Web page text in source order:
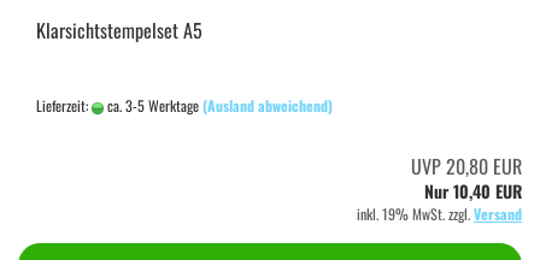
Klarsichtstempelset A5
Lieferzeit: ca. 3-5 Werktage(Ausland abweichend)
UVP 20,80 EUR
Nur 10,40 EUR
inkl. 19% MwSt. zzgl.Versand